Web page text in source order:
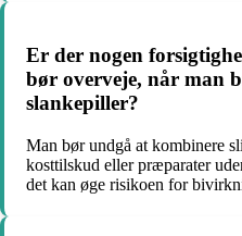
Er der nogen
bør overveje, når man
slankepiller?
Man bør undgå at kombinere
kosttilskud eller præparater
det kan øge risikoen for